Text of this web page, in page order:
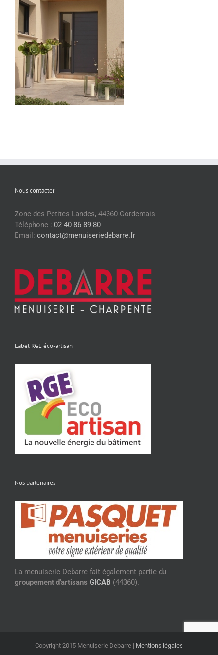
Nous contacter
Zone des Petites Landes, 44360 Cordemais
Téléphone : 02 40 86 89 80
Email: contact@menuiseriedebarre.fr
Label RGE éco-artisan
Nos partenaires
La menuiserie Debarre fait également partie du
groupement d'artisans GICAB (44360).
Copyright 2015 Menuiserie Debarre | Mentions légales